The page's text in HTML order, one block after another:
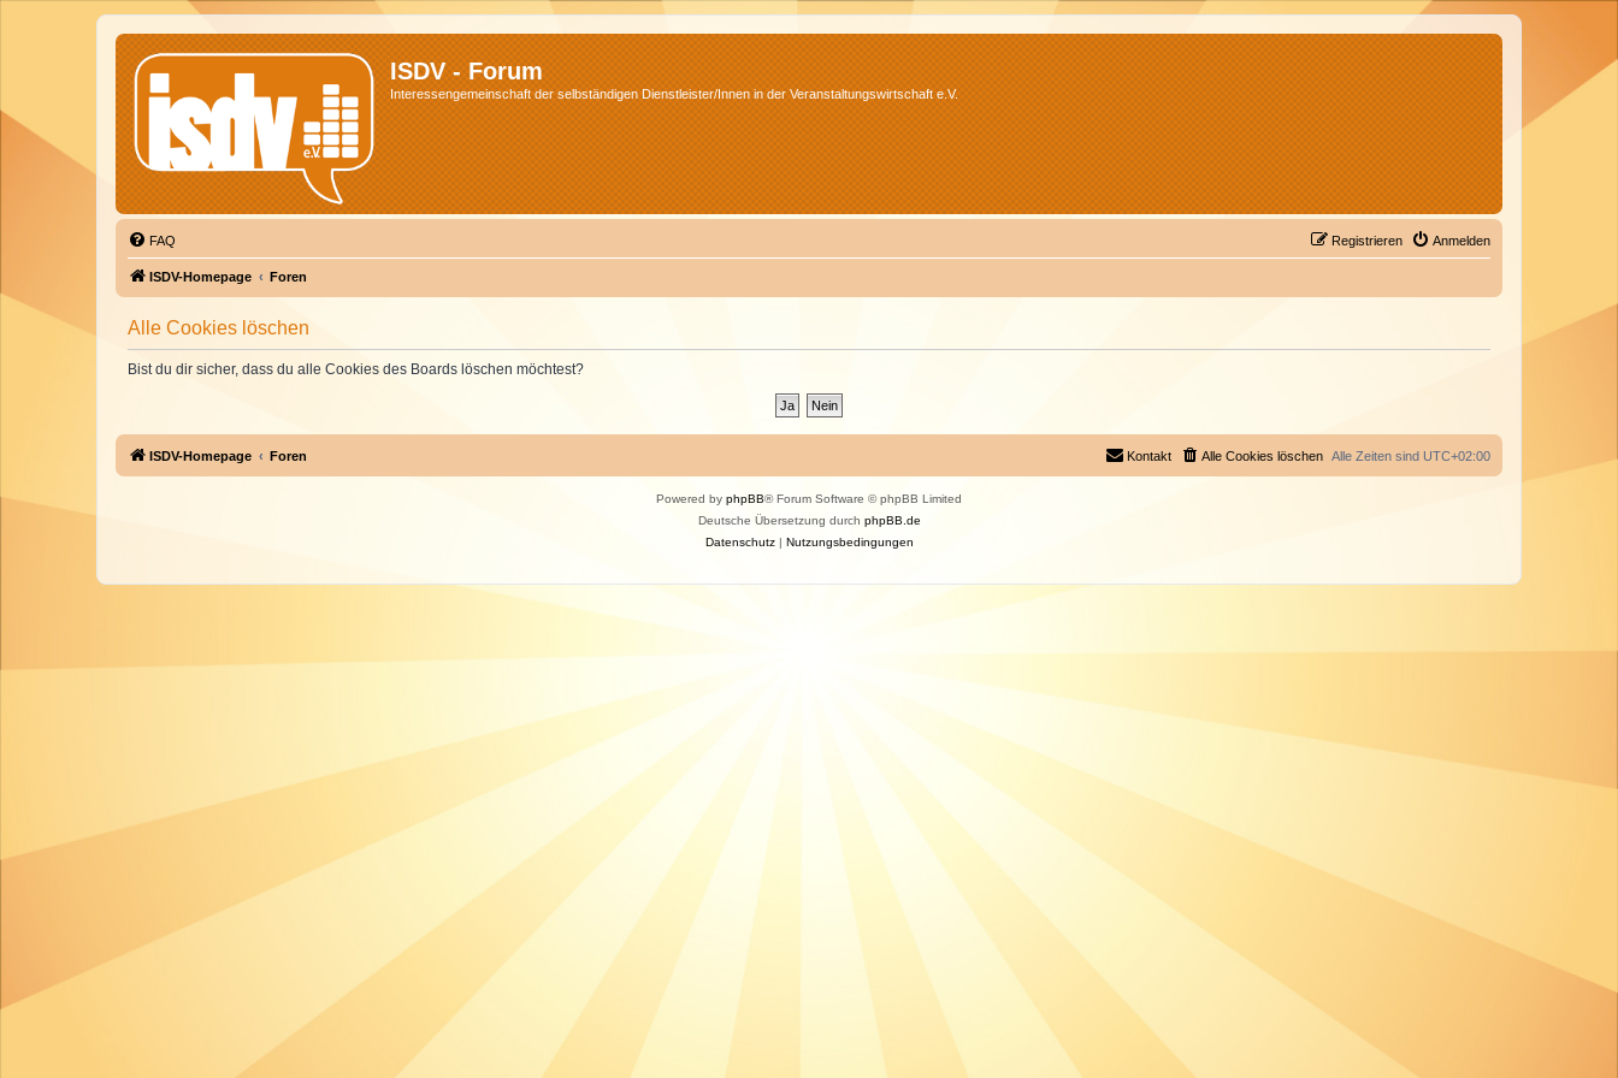
ISDV - Forum
Interessengemeinschaft der selbständigen Dienstleister/Innen in der Veranstaltungswirtschaft e.V.
FAQ Anmelden
Registrieren
ISDV-Homepage Foren
Alle Cookies löschen
Bist du dir sicher, dass du alle Cookies des Boards löschen möchtest?
ISDV-Homepage Foren Alle Zeiten sind UTC+02:00
Alle Cookies löschen
Kontakt
Powered by phpBB® Forum Software © phpBB Limited
Deutsche Übersetzung durch phpBB.de
Datenschutz| Nutzungsbedingungen